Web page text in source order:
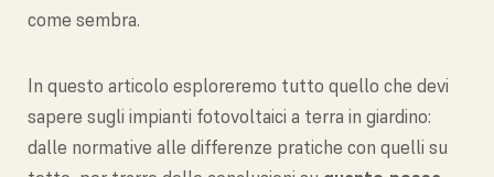
come sembra.
In questo articolo esploreremo tutto quello che devi
sapere sugli impianti fotovoltaici a terra in giardino:
dalle normative alle differenze pratiche con quelli su